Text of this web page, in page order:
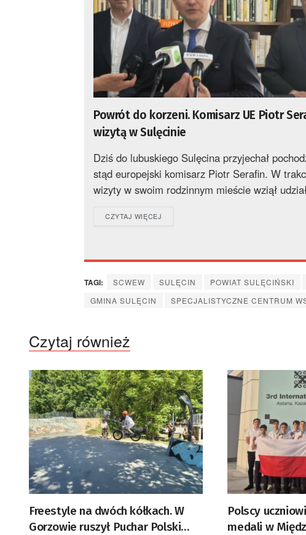
Powrót do korzeni. Komisarz UE Piotr
wizytą w Sulęcinie
Dziś do lubuskiego Sulęcina przyjechał
stąd europejski komisarz Piotr Serafin. W
wizyty w swoim rodzinnym mieście wziął
CZYTAJ WIĘCEJ
TAGI: SCWEW SULĘCIN POWIAT SULĘCIŃSKI
GMINA SULĘCIN
SPECJALISTYCZNE CENTRUM
Czytaj również
Freestyle na dwóch kółkach. W
Gorzowie ruszył Puchar Polski
Polscy
medali w